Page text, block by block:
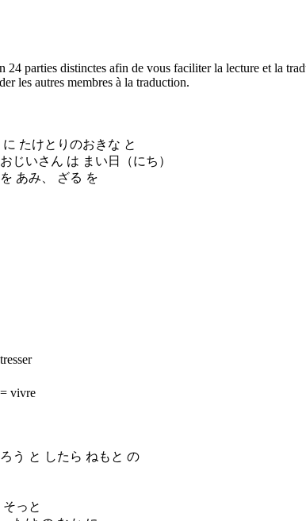
24 parties distinctes afin de vous faciliter la lecture et la
les autres membres à la traduction.
たけとりのおきな と
じいさん は まい日（にち）
あみ、 ざる を
vivre
う と したら ねもと の
っと